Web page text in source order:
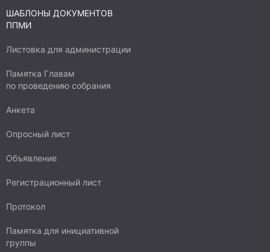
ШАБЛОНЫ ДОКУМЕНТОВ
ППМИ
Листовка для администрации
Памятка Главам
по проведению собрания
Анкета
Опросный лист
Объявление
Регистрационный лист
Протокол
Памятка для инициативной
группы